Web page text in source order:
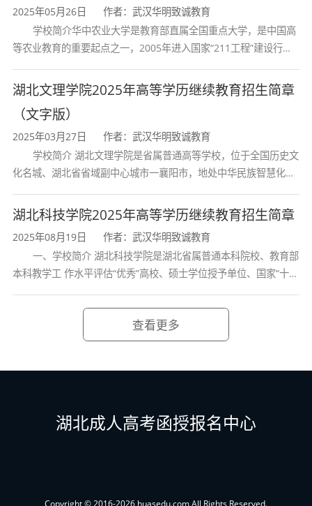
2025年05月26日
作者：武汉华明致诚教育
学校简介华中农业大学是教育部直属全国重点大学，是中国高
等农业教育的重要起点之一，2005年进入国家“211工程”建设行
首轮“双一流”成效
湖北文理学院2025年高等学历继续教育招生简章
（文字版）
2025年03月27日
作者：武汉华明致诚教育
学校简介 湖北文理学院是省属普通高等学校，位于全国历史文
化名城、湖北省省域副中心城市一襄阳市，地处中华民族智慧化身
学校、全国普通
湖北科技学院2025年高等学历继续教育招生简章
2025年08月19日
作者：武汉华明致诚教育
一、学校简介 湖北科技学院是湖北省属普通本科院校、教育部
本科教学工 作水平评估“优秀”高校、硕士学位授予单位、国家“十三
查看更多
湖北成人高考函授报名中心
Copyright © 2016-2026 huasedu.com All Rights Reserved.